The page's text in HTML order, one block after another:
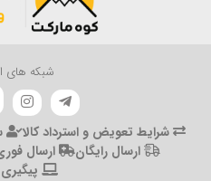
شبکه های
شرایط تعویض و استرداد کالا
ارسال رایگان
ارسال